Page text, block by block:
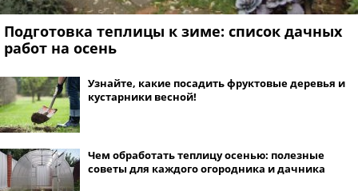
Подготовка теплицы к зиме: список дачных
работ на осень
Узнайте, какие посадить фруктовые деревья и
кустарники весной!
Чем обработать теплицу осенью: полезные
советы для каждого огородника и дачника